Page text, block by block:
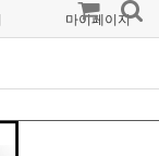
마이페이지